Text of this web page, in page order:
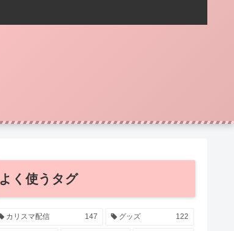
よく使うタグ
カリスマ配信 147 グッズ 122